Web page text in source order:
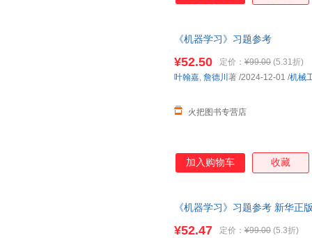
《机器学习》习题参考
¥52.50 定价： ¥99.00 (5.31折)
火把图书专营店
叶翰嘉, 詹德川 著 /2024-12-01 /机械
加入购物车 收藏
《机器学习》习题参考 新华正
¥52.47 定价： ¥99.00 (5.3折)